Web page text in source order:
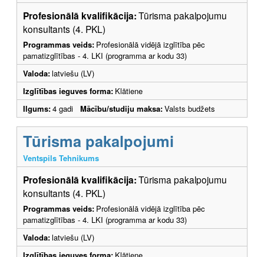
Profesionālā kvalifikācija:Tūrisma pakalpojumu
konsultants (4. PKL)
Programmas veids: Profesionālā vidējā izglītība pēc
pamatizglītības - 4. LKI (programma ar kodu 33)
Valoda:latviešu (LV)
Izglītības ieguves forma: Klātiene
Ilgums:4 gadi Mācību/studiju maksa:Valsts budžets
Tūrisma pakalpojumi
Ventspils Tehnikums
Profesionālā kvalifikācija:Tūrisma pakalpojumu
konsultants (4. PKL)
Programmas veids: Profesionālā vidējā izglītība pēc
pamatizglītības - 4. LKI (programma ar kodu 33)
Valoda:latviešu (LV)
Izglītības ieguves forma: Klātiene